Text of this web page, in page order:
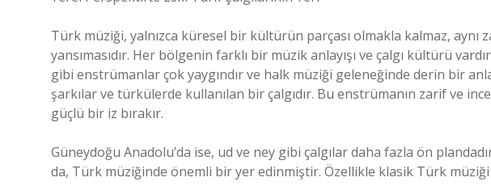
Türk müziği, yalnızca küresel bir kültürün parçası olmakla kalmaz,
yansımasıdır. Her bölgenin farklı bir müzik anlayışı ve çalgı kültürü
gibi enstrümanlar çok yaygındır ve halk müziği geleneğinde derin bir
şarkılar ve türkülerde kullanılan bir çalgıdır. Bu enstrümanın zarif ve
güçlü bir iz bırakır.
Güneydoğu Anadolu’da ise, ud ve ney gibi çalgılar daha fazla ön
da, Türk müziğinde önemli bir yer edinmiştir. Özellikle klasik Türk